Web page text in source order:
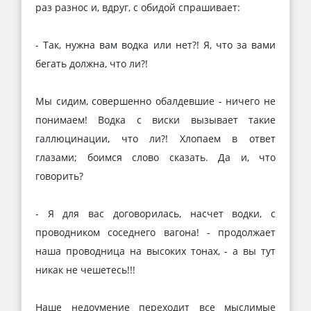
раз разнос и, вдруг, с обидой спрашивает:
- Так, нужна вам водка или нет?! Я, что за вами
бегать должна, что ли?!
Мы сидим, совершенно обалдевшие - ничего не
понимаем! Водка с виски вызывает такие
галлюцинации, что ли?! Хлопаем в ответ
глазами; боимся слово сказать. Да и, что
говорить?
- Я для вас договорилась, насчет водки, с
проводником соседнего вагона! - продолжает
наша проводница на высоких тонах, - а вы тут
никак не чешетесь!!!
Наше недоумение переходит все мыслимые